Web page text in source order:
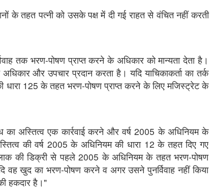
के तहत पत्नी को उसके पक्ष में दी गई राहत से वंचित नहीं
तक भरण-पोषण प्राप्त करने के अधिकार को मान्यता देता है।
और उपचार प्रदान करता है। यदि याचिकाकर्ता का तर्क
धारा 125 के तहत भरण-पोषण प्राप्त करने के लिए मजिस्ट्रेट के
अस्तित्व एक कार्रवाई करने और वर्ष 2005 के अधिनियम के
की वर्ष 2005 के अधिनियम की धारा 12 के तहत दिए गए
की डिक्री से पहले 2005 के अधिनियम के तहत भरण-पोषण
वह खुद का भरण-पोषण करने व अगर उसने पुनर्विवाह नहीं किया
हकदार है।"